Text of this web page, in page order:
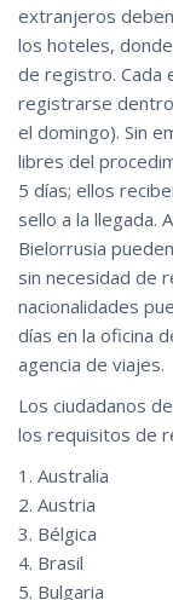
extranjeros
los hoteles,
de registro. Cada
registrarse
el domingo). Sin
libres del
5 días; ellos
sello a la llegada.
Bielorrusia
sin necesidad de
nacionalidades
días en la oficina
agencia de viajes.
Los ciudadanos
los requisitos de
1. Australia
2. Austria
3. Bélgica
4. Brasil
5. Bulgaria